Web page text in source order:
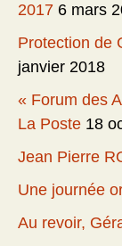
2017 6 mars
Protection de
janvier 2018
« Forum des
La Poste 18
Jean Pierre
Une journée
Au revoir,